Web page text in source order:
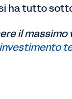
ha tutto
il